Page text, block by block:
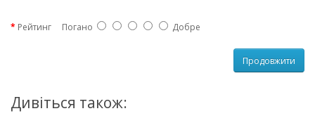
Рейтинг Погано Добре
Продовжити
Дивіться також: